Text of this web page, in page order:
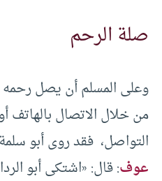
صلة الرحم
وعلى المسلم أن يصل رحمه
من خلال الاتصال بالهاتف
التواصل، فقد روى أبو
عوف: قال: «اشتكى أبو